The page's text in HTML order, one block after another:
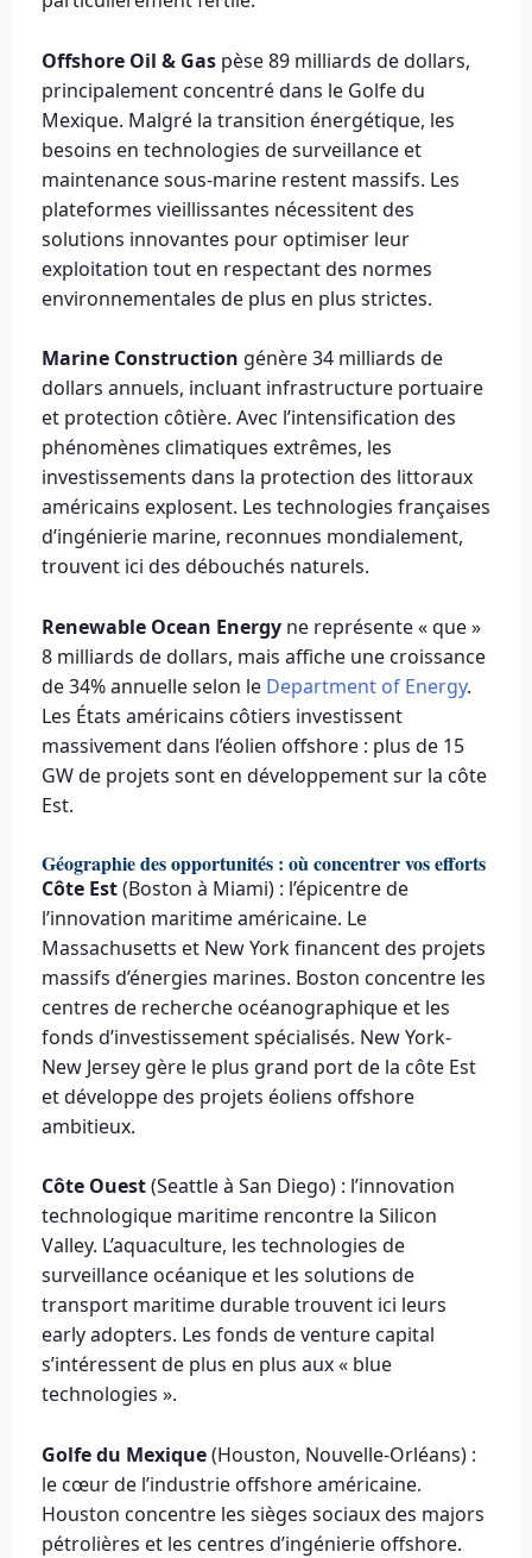
Offshore Oil & Gaspèse 89 milliards de dollars,
principalement concentré dans le Golfe du
Mexique. Malgré la transition énergétique, les
besoins en technologies de surveillance et
maintenance sous-marine restent massifs. Les
plateformes vieillissantes nécessitent des
solutions innovantes pour optimiser leur
exploitation tout en respectant des normes
environnementales de plus en plus strictes.
Marine Construction génère 34 milliards de
dollars annuels, incluant infrastructure portuaire
et protection côtière. Avec l’intensification des
phénomènes climatiques extrêmes, les
investissements dans la protection des littoraux
américains explosent. Les technologies françaises
d’ingénierie marine, reconnues mondialement,
trouvent ici des débouchés naturels.
Renewable Ocean Energyne représente « que »
8 milliards de dollars, mais affiche une croissance
de 34% annuelle selon le Department of Energy.
Les États américains côtiers investissent
massivement dans l’éolien offshore : plus de 15
GW de projets sont en développement sur la côte
Est.
Géographie des opportunités : où concentrer vos efforts
Côte Est(Boston à Miami) : l’épicentre de
l’innovation maritime américaine. Le
Massachusetts et New York financent des projets
massifs d’énergies marines. Boston concentre les
centres de recherche océanographique et les
fonds d’investissement spécialisés. New York-
New Jersey gère le plus grand port de la côte Est
et développe des projets éoliens offshore
ambitieux.
Côte Ouest(Seattle à San Diego) : l’innovation
technologique maritime rencontre la Silicon
Valley. L’aquaculture, les technologies de
surveillance océanique et les solutions de
transport maritime durable trouvent ici leurs
early adopters. Les fonds de venture capital
s’intéressent de plus en plus aux « blue
technologies ».
Golfe du Mexique(Houston, Nouvelle-Orléans) :
le cœur de l’industrie offshore américaine.
Houston concentre les sièges sociaux des majors
pétrolières et les centres d’ingénierie offshore.